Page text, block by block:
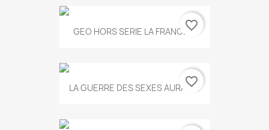
GEO HORS SERIE LA FRANCE...
favorite_border
LA GUERRE DES SEXES AURA T...
favorite_border